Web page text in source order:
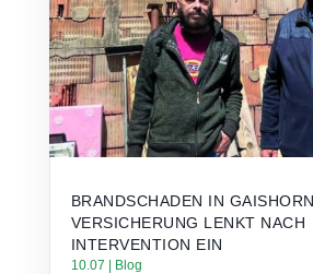
BRANDSCHADEN IN
VERSICHERUNG LENKT NACH
INTERVENTION EIN
10.07 | Blog